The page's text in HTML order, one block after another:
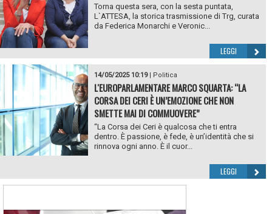
Torna questa sera, con la sesta puntata,
L`ATTESA, la storica trasmissione di Trg, curata
da Federica Monarchi e Veronic...
LEGGI
14/05/2025 10:19| Politica
L'EUROPARLAMENTARE MARCO SQUARTA: “LA
CORSA DEI CERI È UN’EMOZIONE CHE NON
SMETTE MAI DI COMMUOVERE”
“La Corsa dei Ceri è qualcosa che ti entra
dentro. È passione, è fede, è un’identità che si
rinnova ogni anno. È il cuor...
LEGGI